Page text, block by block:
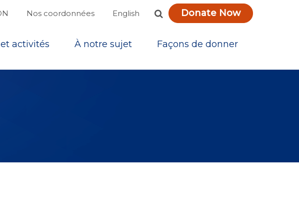
Nos coordonnées English Donate Now
activités À notre sujet Façons de donner